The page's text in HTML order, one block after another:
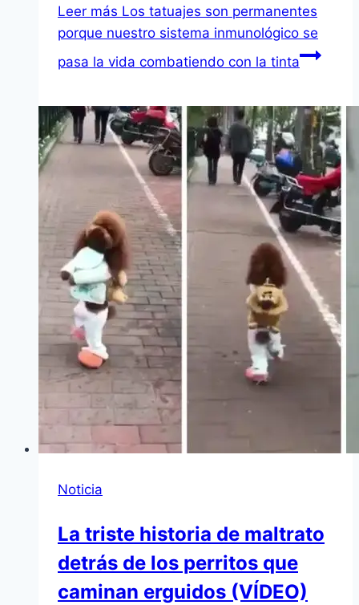
Leer más Los tatuajes son permanentes
porque nuestro sistema inmunológico se
pasa la vida combatiendo con la tinta
Noticia
La triste historia de maltrato
detrás de los perritos que
caminan erguidos (VÍDEO)